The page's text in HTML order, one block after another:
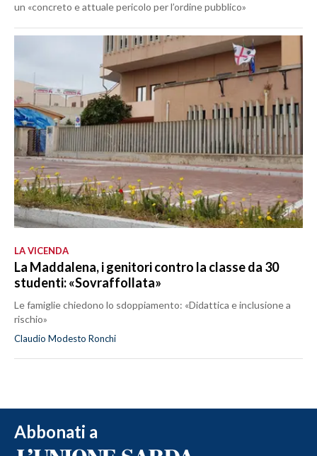
un «concreto e attuale pericolo per l’ordine pubblico»
LA VICENDA
La Maddalena, i genitori contro la classe da 30
studenti: «Sovraffollata»
Le famiglie chiedono lo sdoppiamento: «Didattica e inclusione a
rischio»
Claudio Modesto Ronchi
Abbonati a